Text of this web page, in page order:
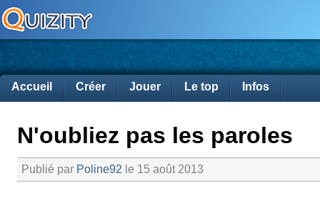
Accueil Créer Jouer Le top Infos
N'oubliez pas les paroles
Publié par Poline92 le 15 août 2013